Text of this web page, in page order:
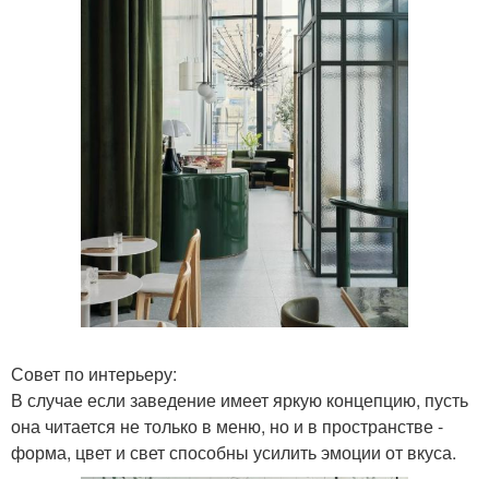
Совет по интерьеру:
В случае если заведение имеет яркую концепцию, пусть
она читается не только в меню, но и в пространстве -
форма, цвет и свет способны усилить эмоции от вкуса.